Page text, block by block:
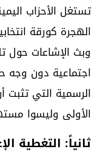
تستغل الأحزاب
الهجرة كورقة
وبث الإشاعات حول
اجتماعية دون وجه
الرسمية التي تثبت
الأولى وليسوا
ثانياً: التغطية